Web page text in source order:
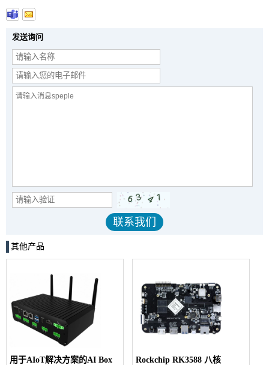
发送询问
其他产品
用于AIoT解决方案的AI Box
Rockchip RK3588 八核